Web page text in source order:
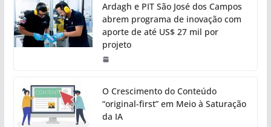
Ardagh e PIT São José dos Campos
abrem programa de inovação com
aporte de até US$ 27 mil por
projeto
O Crescimento do Conteúdo
“original-first” em Meio à Saturação
da IA